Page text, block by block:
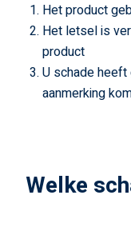
Het product
Het letsel is
product
U schade
aanmerking
Welke